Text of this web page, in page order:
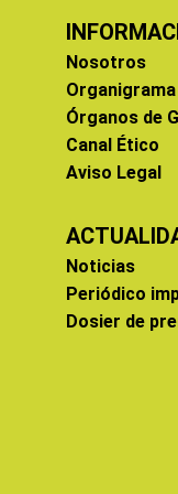
Nosotros
Organigrama
Órganos de
Canal Ético
Aviso Legal
Noticias
Periódico
Dosier de